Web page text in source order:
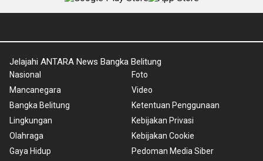
Jelajahi ANTARA News Bangka Belitung
Nasional
Mancanegara
Bangka Belitung
Lingkungan
Olahraga
Gaya Hidup
Foto
Video
Ketentuan Penggunaan
Kebijakan Privasi
Kebijakan Cookie
Pedoman Media Siber